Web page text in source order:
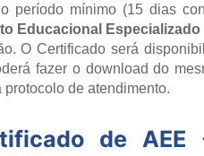
período mínimo (15 dias
Educacional Especializado
O Certificado será
fazer o download do
de atendimento.
de AEE